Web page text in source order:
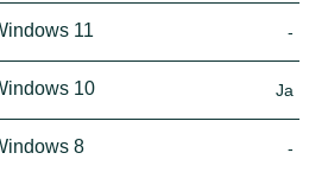
11 -
10 Ja
8 -